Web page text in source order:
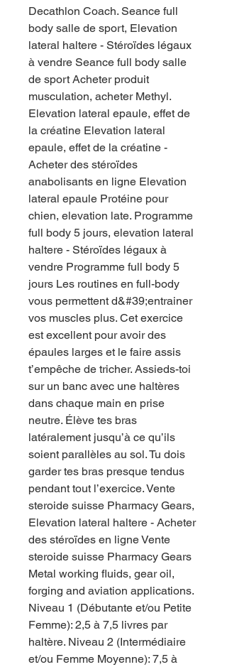
Decathlon Coach. Seance full
body salle de sport, Elevation
lateral haltere - Stéroïdes légaux
à vendre Seance full body salle
de sport Acheter produit
musculation, acheter Methyl.
Elevation lateral epaule, effet de
la créatine Elevation lateral
epaule, effet de la créatine -
Acheter des stéroïdes
anabolisants en ligne Elevation
lateral epaule Protéine pour
chien, elevation late. Programme
full body 5 jours, elevation lateral
haltere - Stéroïdes légaux à
vendre Programme full body 5
jours Les routines en full-body
vous permettent d&#39;entrainer
vos muscles plus. Cet exercice
est excellent pour avoir des
épaules larges et le faire assis
t’empêche de tricher. Assieds-toi
sur un banc avec une haltères
dans chaque main en prise
neutre. Élève tes bras
latéralement jusqu’à ce qu’ils
soient parallèles au sol. Tu dois
garder tes bras presque tendus
pendant tout l’exercice. Vente
steroide suisse Pharmacy Gears,
Elevation lateral haltere - Acheter
des stéroïdes en ligne Vente
steroide suisse Pharmacy Gears
Metal working fluids, gear oil,
forging and aviation applications.
Niveau 1 (Débutante et/ou Petite
Femme): 2,5 à 7,5 livres par
haltère. Niveau 2 (Intermédiaire
et/ou Femme Moyenne): 7,5 à